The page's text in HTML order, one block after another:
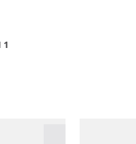
1